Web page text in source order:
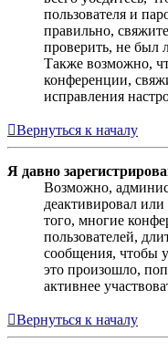
пользователя и
правильно,
проверить, не был
Также возможно,
конференции,
исправления
Вернуться к началу
Я давно
Возможно,
деактивировал
того, многие
пользователей,
сообщения, чтобы
это произошло,
активнее
Вернуться к началу